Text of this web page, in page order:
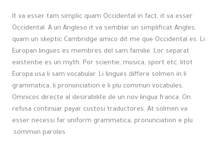
It va esser tam simplic quam Occidental in fact, it va esser
Occidental. A un Angleso it va semblar un simplificat Angles,
quam un skeptic Cambridge amico dit me que Occidental es. Li
Europan lingues es membres del sam familie. Lor separat
existentie es un myth. Por scientie, musica, sport etc, litot
Europa usa li sam vocabular. Li lingues differe solmen in li
grammatica, li pronunciation e li plu commun vocabules.
Omnicos directe al desirabilite de un nov lingua franca: On
refusa continuar payar custosi traductores. At solmen va
esser necessi far uniform grammatica, pronunciation e plu
sommun paroles.